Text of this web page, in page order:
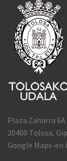
Plaza Zaharra 6A
20400 Tolosa,
Google Maps-en